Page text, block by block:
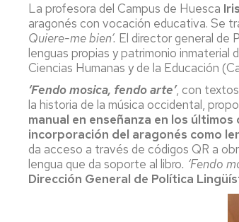
Informática
y
comunicaciones
Servicio
de
Mantenimiento
Conserjería
y
correo
interno
La profesora del Campus de Huesca
aragonés con vocación educativa. Se
Quiere-me bien’. El director general de
lenguas propias y patrimonio inmaterial
Ciencias Humanas y de la Educación
‘Fendo mosica, fendo arte’, con
la historia de la música occidental,
manual en enseñanza en los
incorporación del aragonés como
da acceso a través de códigos QR a
lengua que da soporte al libro. ‘Fendo
Dirección General de Política